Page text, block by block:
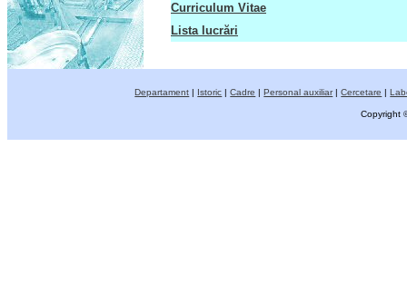
Curriculum Vitae
Lista lucrări
Departament | Istoric |Cadre |Personal auxiliar|Cercetare |
Copyright